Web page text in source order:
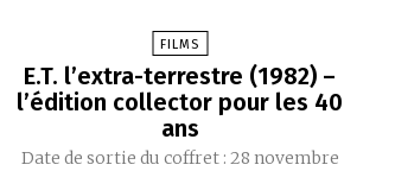
FILMS
E.T. l’extra-terrestre (1982) –
l’édition collector pour les 40
ans
Date de sortie du coffret : 28 novembre